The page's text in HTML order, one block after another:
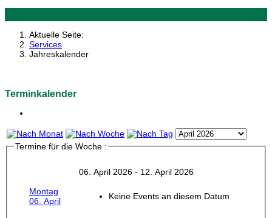
Aktuelle Seite:
Services
Jahreskalender
Terminkalender
Termine für die Woche :
06. April 2026 - 12. April 2026
Montag
06. April
Keine Events an diesem Datum